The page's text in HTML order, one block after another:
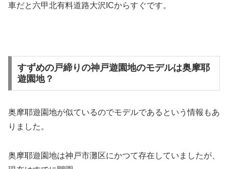
車だと六甲北有料道路大沢ICからすぐです。
すずめの戸締りの神戸遊園地のモデルは奥摩耶
遊園地？
奥摩耶遊園地が似ているのでモデルであるという情報もあ
りました。
奥摩耶遊園地は神戸市灘区にかつて存在していましたが、